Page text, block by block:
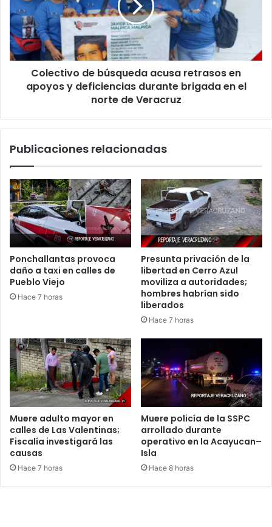
Río
retrasos
en
apoyos
y
deficiencias
durante
brigada
norte
Veracruz
Colectivo de búsqueda acusa retrasos en
apoyos y deficiencias durante brigada en el
norte de Veracruz
Publicaciones relacionadas
Ponchallantas provoca
daño a taxi en calles de
Pueblo Viejo
Hace 7 horas
Presunta privación de la
libertad en Cerro Azul
moviliza a autoridades;
hombres habrían sido
liberados
Hace 7 horas
Muere adulto mayor en
calles de Las Valentinas;
Fiscalía investigará las
causas
Hace 7 horas
Muere policía de la SSPC
arrollado durante
operativo en la Acayucan–
Isla
Hace 8 horas